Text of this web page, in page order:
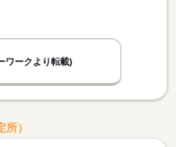
ワークより転載)
）